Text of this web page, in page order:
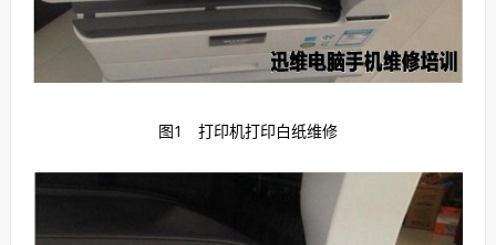
图1 打印机打印白纸维修